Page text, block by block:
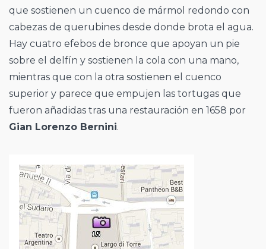
que sostienen un cuenco de mármol redondo con
cabezas de querubines desde donde brota el agua.
Hay cuatro efebos de bronce que apoyan un pie
sobre el delfín y sostienen la cola con una mano,
mientras que con la otra sostienen el cuenco
superior y parece que empujen las tortugas que
fueron añadidas tras una restauración en 1658 por
Gian Lorenzo Bernini.